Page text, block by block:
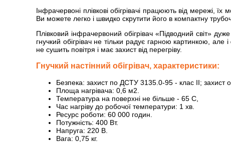
Інфрачервоні плівкові обігрівачі працюють від мережі,
Ви можете легко і швидко скрутити його в компактну
Плівковий інфрачервоний обігрівач «Підводний світ»
гнучкий обігрівач не тільки радує гарною картинкою,
не сушить повітря і має захист від перегріву.
Гнучкий настінний обігрівач, характеристики:
Безпека: захист по ДСТУ 3135.0-95 - клас II;
Площа нагрівача: 0,6 м2.
Температура на поверхні не більше - 65 С,
Час нагріву до робочої температури: 1 хв.
Ресурс роботи: 60 000 годин.
Потужність: 400 Вт.
Напруга: 220 В.
Вага: 0,75 кг.